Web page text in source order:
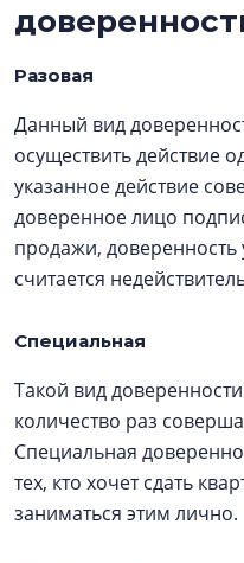
Разовая
Данный вид
осуществить действие
указанное действие
доверенное лицо
продажи, доверенность
считается
Специальная
Такой вид
количество раз
Специальная
тех, кто хочет сдать
заниматься этим лично.